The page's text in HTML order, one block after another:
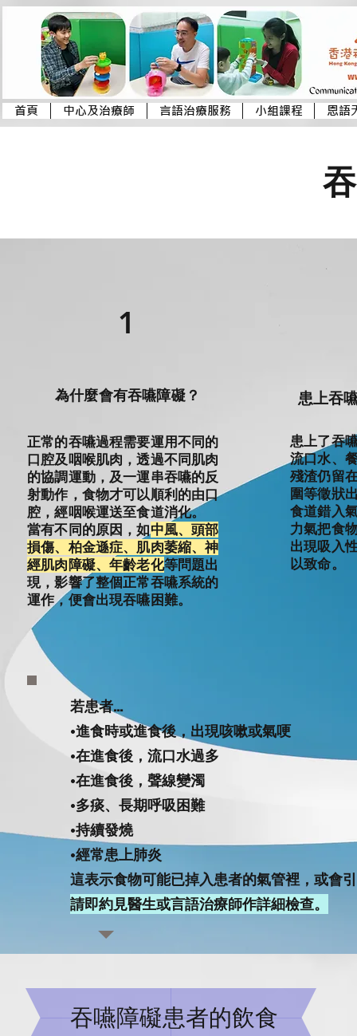
首頁 中心及治療師 言語治療服務 小組課程 恩語
1
為什麼會有吞嚥障礙？
正常的吞嚥過程需要運用不同的
口腔及咽喉肌肉，透過不同肌肉
的協調運動，及一運串吞嚥的反
射動作，食物才可以順利的由口
腔，經咽喉運送至食道消化。
當有不同的原因，如中風、頭部
損傷、柏金遜症、肌肉萎縮、神
經肌肉障礙、年齡老化等問題出
現，影響了整個正常吞嚥系統的
運作，便會出現吞嚥困難。
患上吞
患上了吞
流口水、
殘渣仍留
圍等徵狀
食道錯入
力氣把食
出現吸入
以致命。
若患者…
•進食時或進食後，出現咳嗽或氣哽
•在進食後，流口水過多
•在進食後，聲線變濁
•多痰、長期呼吸困難
•持續發燒
•經常患上肺炎
這表示食物可能已掉入患者的氣管裡，或會
請即約見醫生或言語治療師作詳細檢查。
​吞嚥障礙患者的飲食